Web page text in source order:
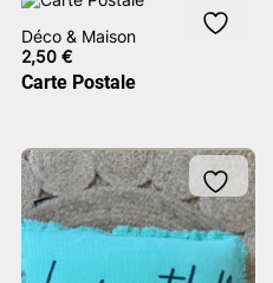
Déco & Maison
2,50 €
Carte Postale